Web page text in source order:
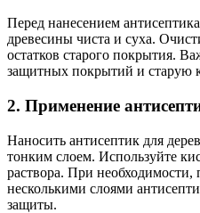
Перед нанесением
древесины чиста и суха.
остатков старого покрытия.
защитных покрытий и старую
2. Применение
Наносить антисептик для
тонким слоем. Используйте
раствора. При необходимости,
несколькими слоями
защиты.